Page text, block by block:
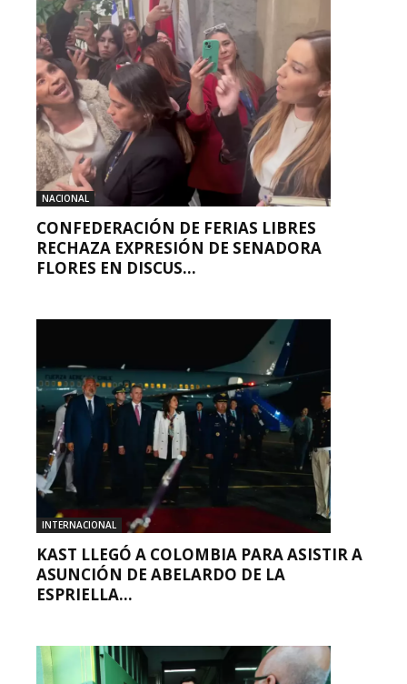
NACIONAL
CONFEDERACIÓN DE FERIAS LIBRES
RECHAZA EXPRESIÓN DE SENADORA
FLORES EN DISCUS...
INTERNACIONAL
KAST LLEGÓ A COLOMBIA PARA ASISTIR A
ASUNCIÓN DE ABELARDO DE LA
ESPRIELLA...